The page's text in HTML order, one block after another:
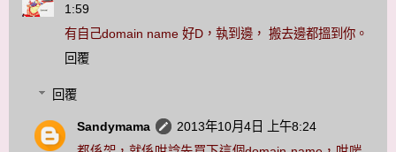
1:59
有自己domain name 好D，執到邊， 搬去邊都搵到你。
回覆
回覆
Sandymama
2013年10月4日 上午8:24